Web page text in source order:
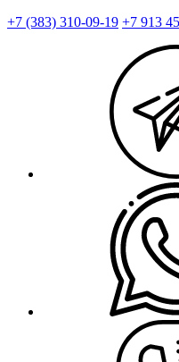
+7 (383) 310-09-19 +7 913